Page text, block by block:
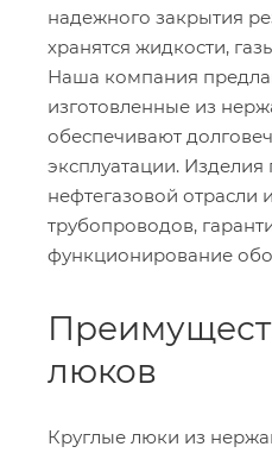
надежного закрытия
хранятся жидкости,
Наша компания
изготовленные из
обеспечивают
эксплуатации.
нефтегазовой отрасли
трубопроводов,
функционирование
люков
Круглые люки из